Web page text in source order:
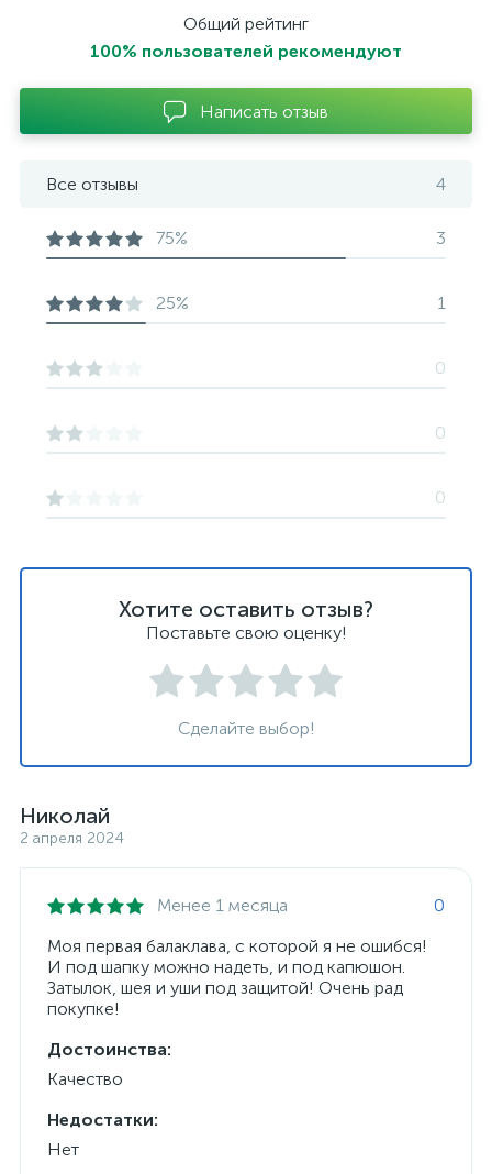
Хотите оставить отзыв?
Поставьте свою оценку!
Сделайте выбор!
Николай
2 апреля 2024
Менее 1 месяца
0
Моя первая балаклава, с которой я не ошибся!
И под шапку можно надеть, и под капюшон.
Затылок, шея и уши под защитой! Очень рад
покупке!
Достоинства:
Качество
Недостатки:
Нет
Общий рейтинг
100% пользователей рекомендуют
Написать отзыв
Все отзывы 4
75% 3
25% 1
0
0
0